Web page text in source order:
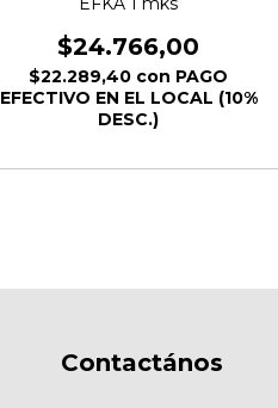
$24.766,00
$22.289,40 con PAGO
EFECTIVO EN EL LOCAL (10%
DESC.)
Contactános